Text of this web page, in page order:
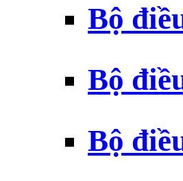
Bộ
Bộ
Bộ